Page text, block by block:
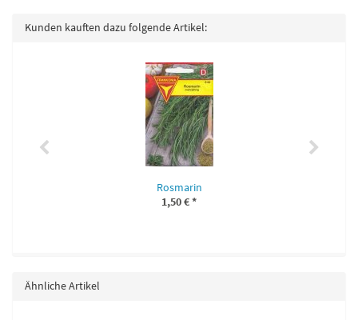
Kunden kauften dazu folgende Artikel:
Rosmarin
1,50 €*
Ähnliche Artikel